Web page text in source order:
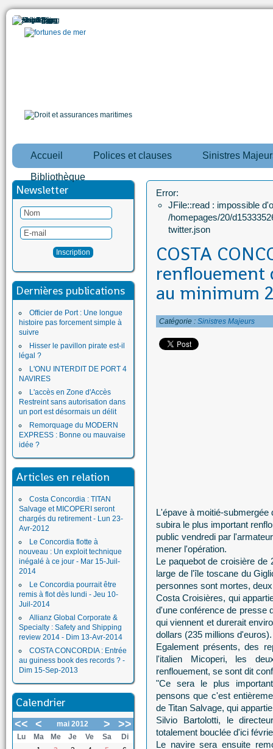
Accueil Polices et clauses Sinistres
Bibliothèque
Newsletter
Dernières publications
Officier de Port : Une longue
histoire pas forcement simple à
suivre
Hisser le pavillon pirate est-il
légal ?
L'ONU INTERDIT DE PORT 4
NAVIRES
L'accès en Zone d'Accès
Restreint sans autorisation dans
un port est désormais un délit
Remorquage du MODERN
EXPRESS : Bonne ou mauvaise
idée ?
Articles en relation
Costa Concordia : TITAN
Salvage et MICOPERI seront
chargés du retirement - Lun 23-
Avr-2012
Le Concordia flotte à
nouveau : Un exploit technique
inégalé à ce jour - Mar 15-Juil-
2014
Le Concordia pourrait être
remis à flot dès lundi - Jeu 10-
Juil-2014
Allianz Global Corporate &
Specialty : Safety and Shipping
review 2014 - Dim 13-Avr-2014
COSTA CONCORDIA : Entrée
au guiness book des records ? -
Dim 15-Sep-2013
Calendrier
<< < mai 2012 > >>
Lu Ma Me Je Ve Sa
Di
Error:
JFile::read : impossible
/homepages/20/
twitter.json
COSTA
renflouement
au minimum
Catégorie : Sinistres Majeurs
L'épave à moitié-submergée
subira le plus important
public vendredi par
mener l'opération.
Le paquebot de croisière de
large de l'île toscane du
personnes sont mortes,
Costa Croisières, qui
d'une conférence de presse
qui viennent et durerait
dollars (235 millions d'euros).
Egalement présents, des
l'italien Micoperi, les
renflouement, se sont dit
"Ce sera le plus
pensons que c'est
de Titan Salvage, qui
Silvio Bartolotti, le
totalement bouclée d'ici
Le navire sera ensuite